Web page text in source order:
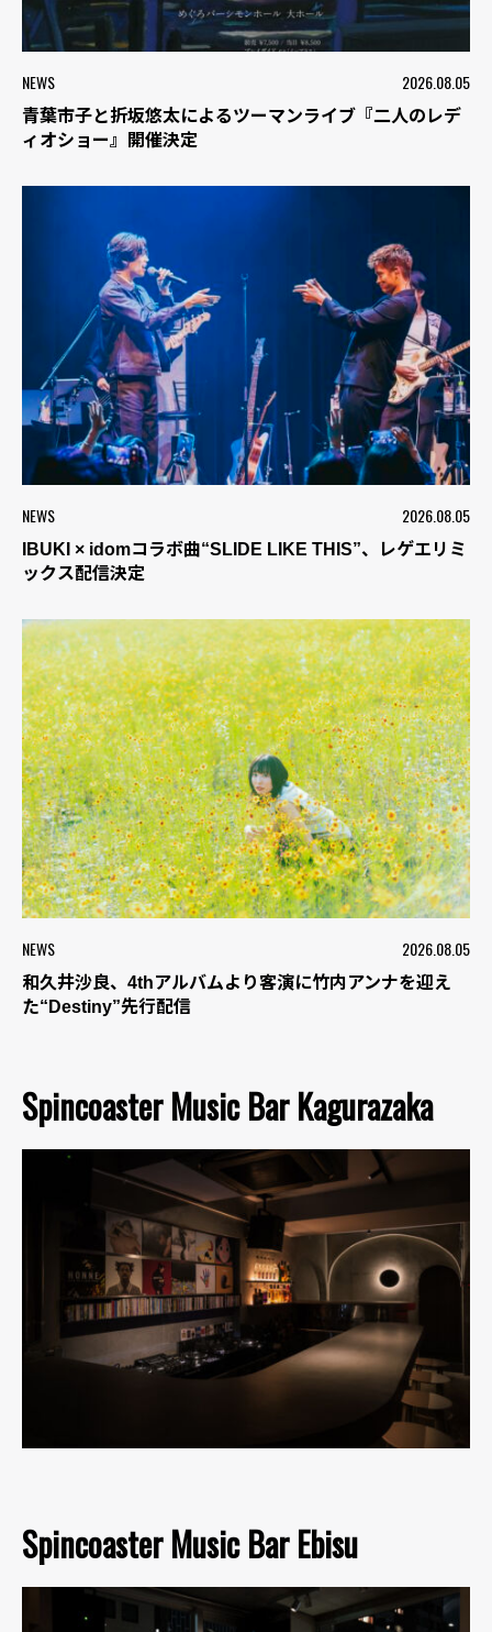
NEWS 2026.08.05
青葉市子と折坂悠太によるツーマンライブ『二人のレデ
ィオショー』開催決定
NEWS 2026.08.05
IBUKI × idomコラボ曲“SLIDE LIKE THIS”、レゲエリミ
ックス配信決定
NEWS 2026.08.05
和久井沙良、4thアルバムより客演に竹内アンナを迎え
た“Destiny”先行配信
Spincoaster Music Bar Kagurazaka
Spincoaster Music Bar Ebisu